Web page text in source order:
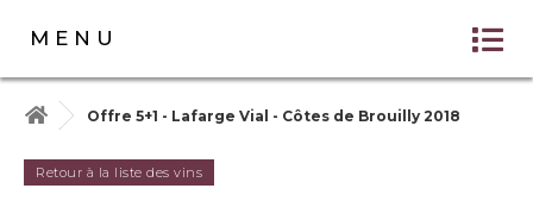
MENU
Offre 5+1 - Lafarge Vial - Côtes de Brouilly 2018
Retour à la liste des vins